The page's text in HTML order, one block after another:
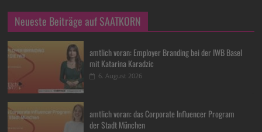
Neueste Beiträge auf SAATKORN
amtlich voran: Employer Branding bei der IWB Basel
mit Katarina Karadzic
6. August 2026
amtlich voran: das Corporate Influencer Program
der Stadt München